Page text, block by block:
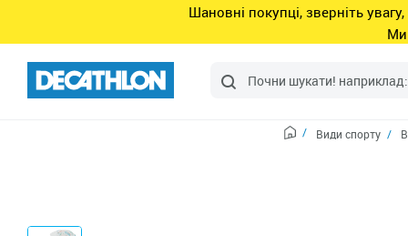
Шановні покупці, зверніть
Ми
Види спорту